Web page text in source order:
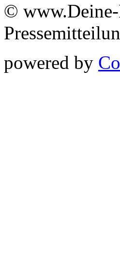
©
powered by